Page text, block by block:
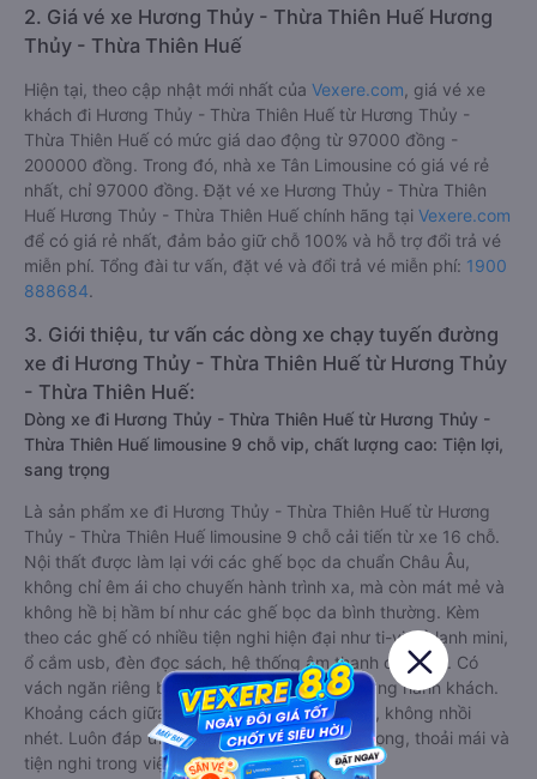
2. Giá vé xe Hương Thủy - Thừa Thiên Huế Hương
Thủy - Thừa Thiên Huế
Hiện tại, theo cập nhật mới nhất của Vexere.com , giá vé xe
khách đi Hương Thủy - Thừa Thiên Huế từ Hương Thủy -
Thừa Thiên Huế có mức giá dao động từ 97000 đồng -
200000 đồng. Trong đó, nhà xe Tân Limousine có giá vé rẻ
nhất, chỉ 97000 đồng. Đặt vé xe Hương Thủy - Thừa Thiên
Huế Hương Thủy - Thừa Thiên Huế chính hãng tại Vexere.com
để có giá rẻ nhất, đảm bảo giữ chỗ 100% và hỗ trợ đổi trả vé
miễn phí. Tổng đài tư vấn, đặt vé và đổi trả vé miễn phí: 1900
888684.
3. Giới thiệu, tư vấn các dòng xe chạy tuyến đường
xe đi Hương Thủy - Thừa Thiên Huế từ Hương Thủy
- Thừa Thiên Huế:
Dòng xe đi Hương Thủy - Thừa Thiên Huế từ Hương Thủy -
Thừa Thiên Huế limousine 9 chỗ vip, chất lượng cao: Tiện lợi,
sang trọng
Là sản phẩm xe đi Hương Thủy - Thừa Thiên Huế từ Hương
Thủy - Thừa Thiên Huế limousine 9 chỗ cải tiến từ xe 16 chỗ.
Nội thất được làm lại với các ghế bọc da chuẩn Châu Âu,
không chỉ êm ái cho chuyến hành trình xa, mà còn mát mẻ và
không hề bị hầm bí như các ghế bọc da bình thường. Kèm
theo các ghế có nhiều tiện nghi hiện đại như ti-vi, tủ lạnh mini,
ổ cắm usb, đèn đọc sách, hệ thống âm thanh cao cấp. Có
vách ngăn riêng biệt giữa khoang lái và khoang hành khách.
Khoảng cách giữa các ghế ngồi rất thoải mái, không nhồi
nhét. Luôn đáp ứng được nhu cầu về sang trọng, thoải mái và
tiện nghi trong việc di chuyển.